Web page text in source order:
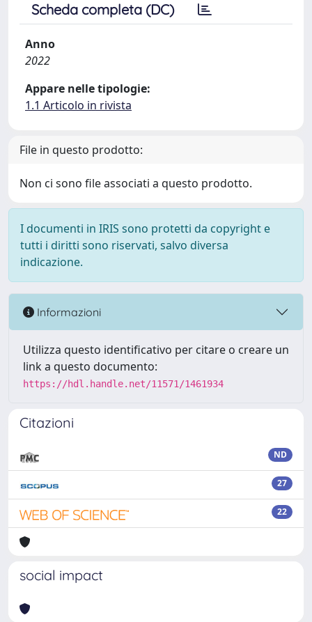
Scheda completa (DC)
Anno
2022
Appare nelle tipologie:
1.1 Articolo in rivista
File in questo prodotto:
Non ci sono file associati a questo prodotto.
I documenti in IRIS sono protetti da copyright e
tutti i diritti sono riservati, salvo diversa
indicazione.
Informazioni
Utilizza questo identificativo per citare o creare un
link a questo documento:
https://hdl.handle.net/11571/1461934
Citazioni
ND
27
22
social impact